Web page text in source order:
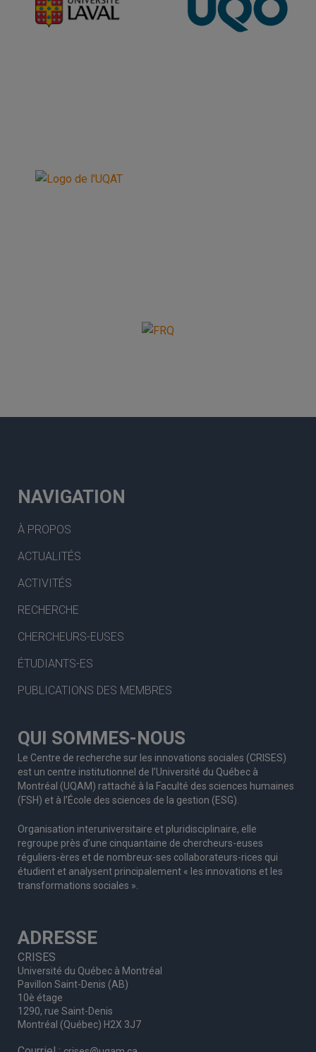
NAVIGATION
À PROPOS
ACTUALITÉS
ACTIVITÉS
RECHERCHE
CHERCHEURS-EUSES
ÉTUDIANTS-ES
PUBLICATIONS DES MEMBRES
QUI SOMMES-NOUS
Le Centre de recherche sur les innovations sociales (CRISES)
est un centre institutionnel de l’Université du Québec à
Montréal (UQAM) rattaché à la Faculté des sciences humaines
(FSH) et à l’École des sciences de la gestion (ESG).
Organisation interuniversitaire et pluridisciplinaire, elle
regroupe près d’une cinquantaine de chercheurs-euses
réguliers-ères et de nombreux-ses collaborateurs-rices qui
étudient et analysent principalement « les innovations et les
transformations sociales ».
ADRESSE
CRISES
Université du Québec à Montréal
Pavillon Saint-Denis (AB)
10è étage
1290, rue Saint-Denis
Montréal (Québec) H2X 3J7